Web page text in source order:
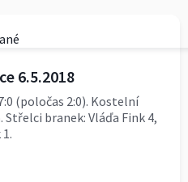
6.5.2018
(poločas 2:0). Kostelní
branek: Vláďa Fink 4,